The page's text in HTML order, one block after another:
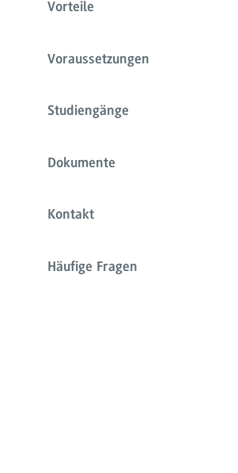
Vorteile
Voraussetzungen
Studiengänge
Dokumente
Kontakt
Häufige Fragen